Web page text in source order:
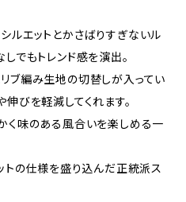
ルエットとかさばりすぎないル
でもトレンド感を演出。
ブ編み生地の切替しが入ってい
びを軽減してくれます。
く味のある風合いを楽しめる一
の仕様を盛り込んだ正統派ス